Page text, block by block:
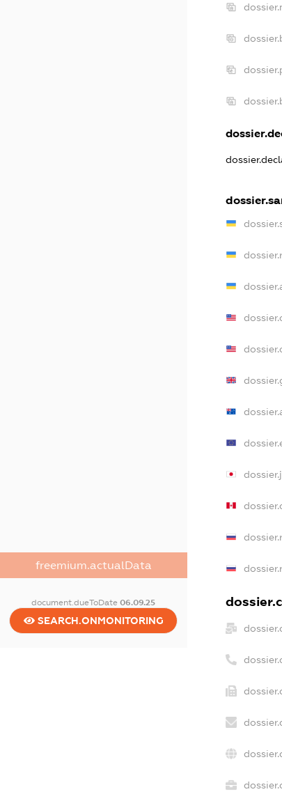
freemium.actualData
document.dueToDate06.09.25
SEARCH.ONMONITORING